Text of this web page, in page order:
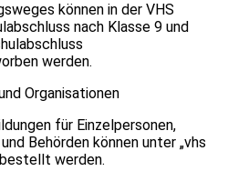
können in der VHS
nach Klasse 9 und
werden.
Organisationen
für Einzelpersonen,
Behörden können unter „vhs
werden.